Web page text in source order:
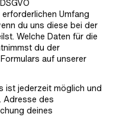
Umfang
du uns diese bei der
Welche Daten für die
du der
auf unserer
ist jederzeit möglich und
Adresse des
deines